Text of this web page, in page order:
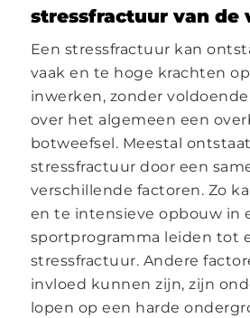
stressfractuur van de
Een stressfractuur kan
vaak en te hoge krachten
inwerken, zonder
over het algemeen een
botweefsel. Meestal
stressfractuur door een
verschillende factoren. Zo
en te intensieve opbouw in
sportprogramma leiden tot
stressfractuur. Andere
invloed kunnen zijn, zijn
lopen op een harde